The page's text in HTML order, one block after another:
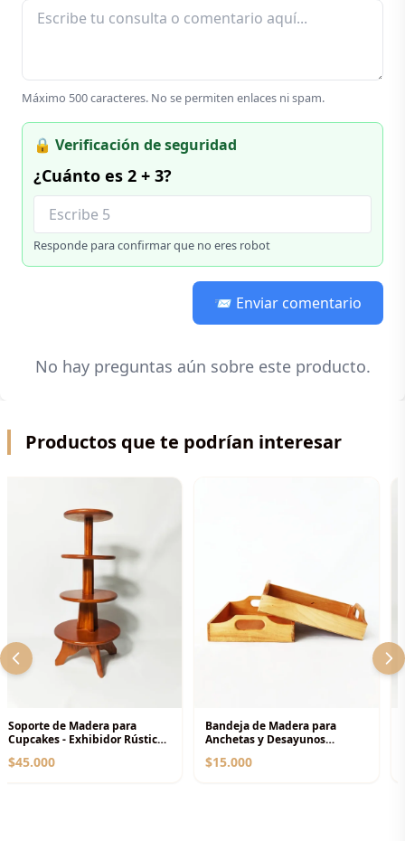
Máximo 500 caracteres. No se permiten enlaces ni spam.
🔒 Verificación de seguridad
¿Cuánto es 2 + 3?
Responde para confirmar que no eres robot
📨 Enviar comentario
No hay preguntas aún sobre este producto.
Productos que te podrían interesar
Soporte de Madera para
Cupcakes - Exhibidor Rústico
$45.000
Bandeja de Madera para
Anchetas y Desayunos
$15.000